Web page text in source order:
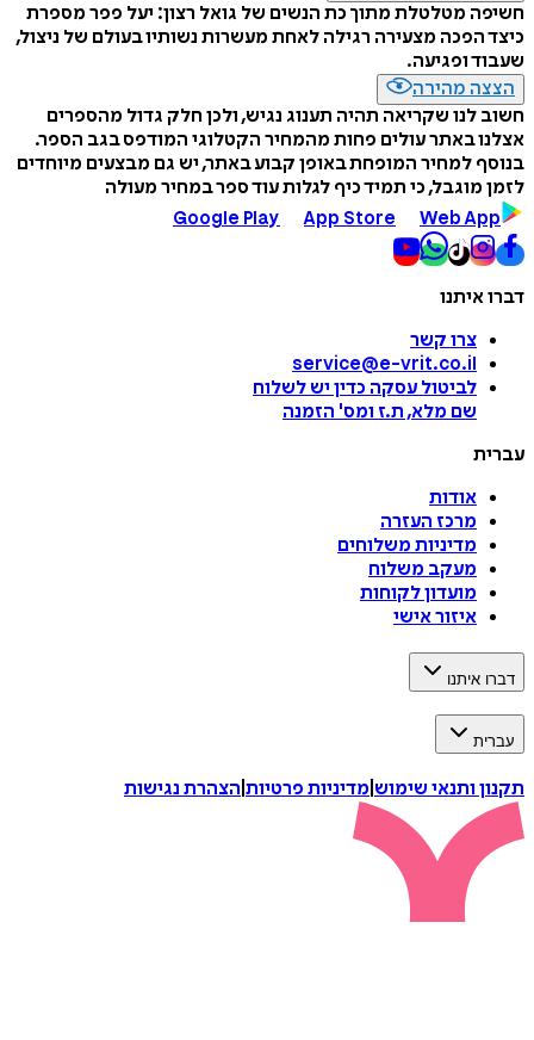
חשיפה מטלטלת מתוך כת הנשים של גואל רצון: יעל פפר מספרת
כיצד הפכה מצעירה רגילה לאחת מעשרות נשותיו בעולם של ניצול,
שעבוד ופגיעה.
הצצה מהירה
חשוב לנו שקריאה תהיה תענוג נגיש, ולכן חלק גדול מהספרים
אצלנו באתר עולים פחות מהמחיר הקטלוגי המודפס בגב הספר.
בנוסף למחיר המופחת באופן קבוע באתר, יש גם מבצעים מיוחדים
לזמן מוגבל, כי תמיד כיף לגלות עוד ספר במחיר מעולה
Google Play
App Store Web App
דברו איתנו
צרו קשר
service@e-vrit.co.il
לביטול עסקה כדין יש לשלוח
שם מלא, ת.ז ומס' הזמנה
עברית
אודות
מרכז העזרה
מדיניות משלוחים
מעקב משלוח
מועדון לקוחות
איזור אישי
דברו איתנו
עברית
תקנון ותנאי שימוש מדיניות פרטיות הצהרת נגישות